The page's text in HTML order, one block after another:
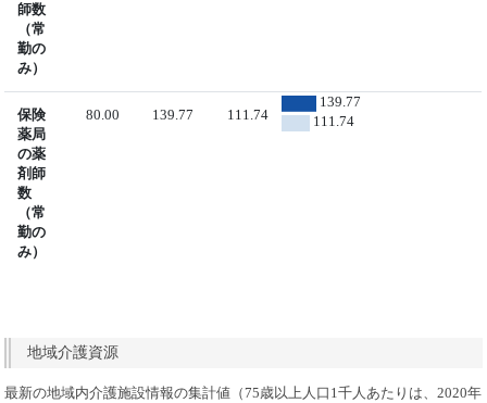
師数
（常
勤の
み）
保険
薬局
の薬
剤師
数
（常
勤の
み）
80.00 139.77 111.74
139.77
111.74
地域介護資源
最新の地域内介護施設情報の集計値（75歳以上人口1千人あたりは、2020年